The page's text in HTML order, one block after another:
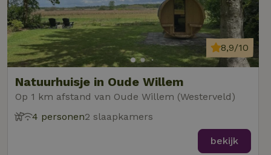
Natuurhuisje in Oude Willem
Op 1 km afstand van Oude Willem (Westerveld)
8,9/10
4 personen2 slaapkamers
bekijk